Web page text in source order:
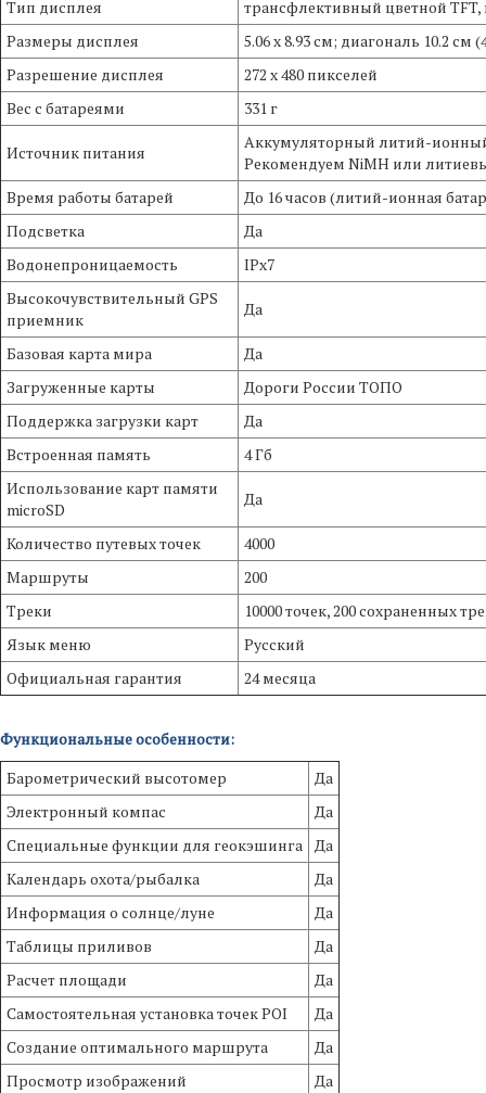
Тип дисплея
трансфлективный цветной
Размеры дисплея
5.06 х 8.93 см; диагональ 10.2 см
Разрешение дисплея
272 x 480 пикселей
Вес с батареями
331 г
Источник питания
Аккумуляторный литий-ионный
Рекомендуем NiMH или
Время работы батарей
До 16 часов (литий-ионная
Подсветка
Да
Водонепроницаемость
IPx7
Высокочувствительный GPS
приемник
Да
Базовая карта мира
Да
Загруженные карты
Дороги России ТОПО
Поддержка загрузки карт
Да
Встроенная память
4 Гб
Использование карт памяти
microSD
Да
Количество путевых точек
4000
Маршруты
200
Треки
10000 точек, 200 сохраненных
Язык меню
Русский
Официальная гарантия
24 месяца
Функциональные особенности:
Барометрический высотомер
Да
Электронный компас
Да
Специальные функции для геокэшинга Да
Календарь охота/рыбалка
Да
Информация о солнце/луне
Да
Таблицы приливов
Да
Расчет площади
Да
Самостоятельная установка точек POI
Да
Создание оптимального маршрута
Да
Просмотр изображений
Да